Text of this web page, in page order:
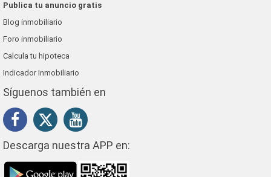
Publica tu anuncio gratis
Blog inmobiliario
Foro inmobiliario
Calcula tu hipoteca
Indicador Inmobiliario
Síguenos también en
Descarga nuestra APP en: